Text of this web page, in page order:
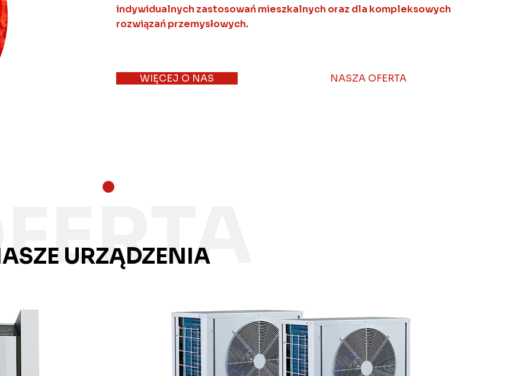
indywidualnych zastosowań mieszkalnych oraz dla kompleksowych
rozwiązań przemysłowych.
WIĘCEJ O NAS NASZA OFERTA
URZĄDZENIA